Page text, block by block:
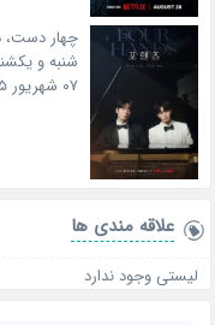
چهار دست،
شنبه و
۰۷ شهریور ۱۴۰۵
علاقه‌ مندی ها
لیستی وجود ندارد